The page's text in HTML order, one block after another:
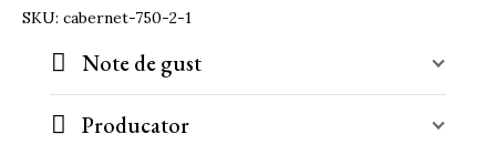
SKU: cabernet-750-2-1
Note de gust
Producator